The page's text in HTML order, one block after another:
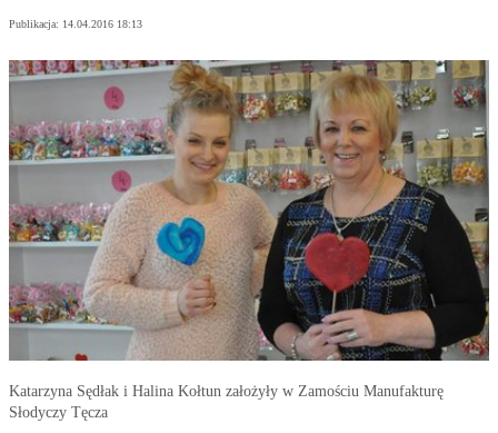
Publikacja: 14.04.2016 18:13
Katarzyna Sędłak i Halina Kołtun założyły w Zamościu Manufakturę
Słodyczy Tęcza